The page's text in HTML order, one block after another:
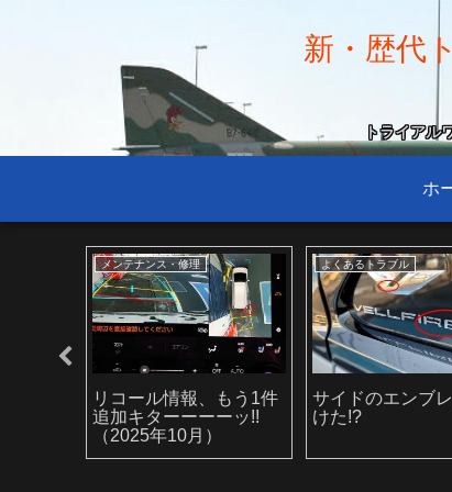
新・歴代
トライアル
ホ
おすすめグッズ
スペアタイヤを選択しな
いという選択
納車までの道のり
いよいよ発注～
最大の「ポイ活」